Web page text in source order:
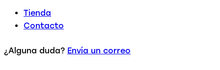
Tienda
Contacto
¿Alguna duda? Envía un correo